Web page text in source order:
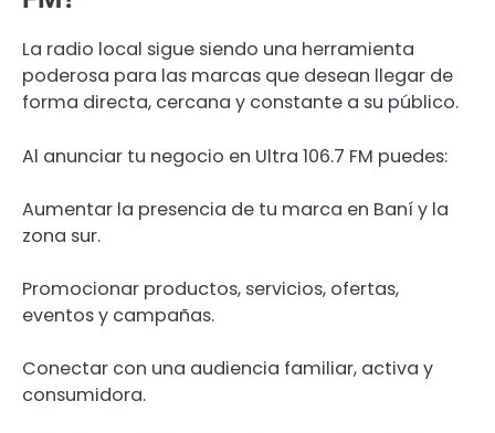
La radio local sigue siendo una herramienta
poderosa para las marcas que desean llegar de
forma directa, cercana y constante a su público.
Al anunciar tu negocio en Ultra 106.7 FM puedes:
Aumentar la presencia de tu marca en Baní y la
zona sur.
Promocionar productos, servicios, ofertas,
eventos y campañas.
Conectar con una audiencia familiar, activa y
consumidora.